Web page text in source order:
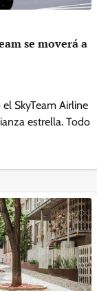
se moverá a
SkyTeam Airline
estrella. Todo